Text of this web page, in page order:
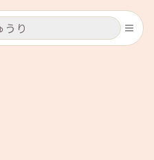
キャンセル
キャンセル